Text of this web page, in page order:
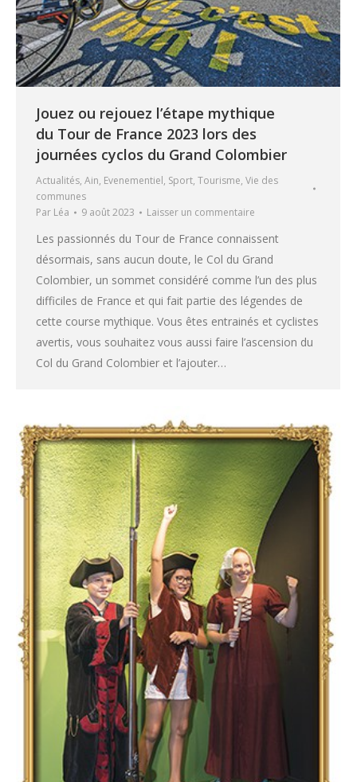
Jouez ou rejouez l’étape mythique
du Tour de France 2023 lors des
journées cyclos du Grand Colombier
Actualités, Ain, Evenementiel, Sport, Tourisme, Vie des
communes
Par Léa 9 août 2023 Laisser un commentaire
Les passionnés du Tour de France connaissent
désormais, sans aucun doute, le Col du Grand
Colombier, un sommet considéré comme l’un des plus
difficiles de France et qui fait partie des légendes de
cette course mythique. Vous êtes entrainés et cyclistes
avertis, vous souhaitez vous aussi faire l’ascension du
Col du Grand Colombier et l’ajouter…